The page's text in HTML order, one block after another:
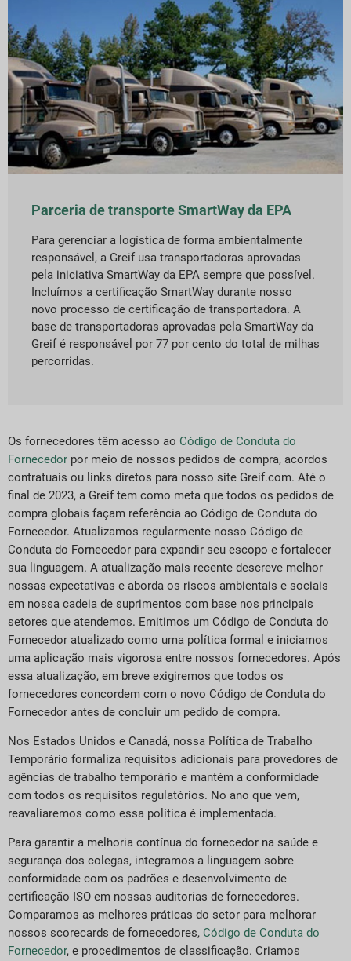
Parceria de transporte SmartWay da EPA
Para gerenciar a logística de forma ambientalmente
responsável, a Greif usa transportadoras aprovadas
pela iniciativa SmartWay da EPA sempre que possível.
Incluímos a certificação SmartWay durante nosso
novo processo de certificação de transportadora. A
base de transportadoras aprovadas pela SmartWay da
Greif é responsável por 77 por cento do total de milhas
percorridas.
Os fornecedores têm acesso ao Código de Conduta do
Fornecedor por meio de nossos pedidos de compra, acordos
contratuais ou links diretos para nosso site Greif.com. Até o
final de 2023, a Greif tem como meta que todos os pedidos de
compra globais façam referência ao Código de Conduta do
Fornecedor. Atualizamos regularmente nosso Código de
Conduta do Fornecedor para expandir seu escopo e fortalecer
sua linguagem. A atualização mais recente descreve melhor
nossas expectativas e aborda os riscos ambientais e sociais
em nossa cadeia de suprimentos com base nos principais
setores que atendemos. Emitimos um Código de Conduta do
Fornecedor atualizado como uma política formal e iniciamos
uma aplicação mais vigorosa entre nossos fornecedores. Após
essa atualização, em breve exigiremos que todos os
fornecedores concordem com o novo Código de Conduta do
Fornecedor antes de concluir um pedido de compra.
Nos Estados Unidos e Canadá, nossa Política de Trabalho
Temporário formaliza requisitos adicionais para provedores de
agências de trabalho temporário e mantém a conformidade
com todos os requisitos regulatórios. No ano que vem,
reavaliaremos como essa política é implementada.
Para garantir a melhoria contínua do fornecedor na saúde e
segurança dos colegas, integramos a linguagem sobre
conformidade com os padrões e desenvolvimento de
certificação ISO em nossas auditorias de fornecedores.
Comparamos as melhores práticas do setor para melhorar
nossos scorecards de fornecedores, Código de Conduta do
Fornecedor, e procedimentos de classificação. Criamos